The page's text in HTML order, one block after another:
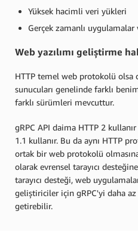
Yüksek hacimli veri yükleri
Gerçek zamanlı uygulamalar
Web yazılımı geliştirme
HTTP temel web protokolü olsa
sunucuları genelinde farklı
farklı sürümleri mevcuttur.
gRPC API daima HTTP 2
1.1 kullanır. Bu da aynı HTTP
ortak bir web protokolü
olarak evrensel tarayıcı
tarayıcı desteği, web
geliştiriciler için gRPC'yi daha
getirebilir.